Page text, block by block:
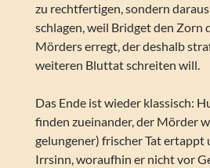
zu rechtfertigen, sondern
schlagen, weil Bridget den Zorn
Mörders erregt, der deshalb
weiteren Bluttat schreiten will.
Das Ende ist wieder klassisch:
finden zueinander, der Mörder
gelungener) frischer Tat ertappt
Irrsinn, woraufhin er nicht vor